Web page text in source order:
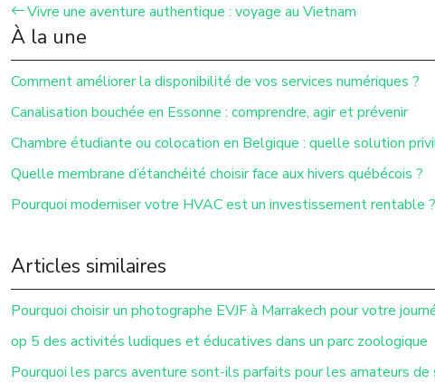
Vivre une aventure authentique : voyage au Vietnam
À la une
Comment améliorer la disponibilité de vos services numériques ?
Canalisation bouchée en Essonne : comprendre, agir et prévenir
Chambre étudiante ou colocation en Belgique : quelle solution
Quelle membrane d’étanchéité choisir face aux hivers québécois ?
Pourquoi moderniser votre HVAC est un investissement rentable ?
Articles similaires
Pourquoi choisir un photographe EVJF à Marrakech pour votre
op 5 des activités ludiques et éducatives dans un parc zoologique
Pourquoi les parcs aventure sont-ils parfaits pour les amateurs